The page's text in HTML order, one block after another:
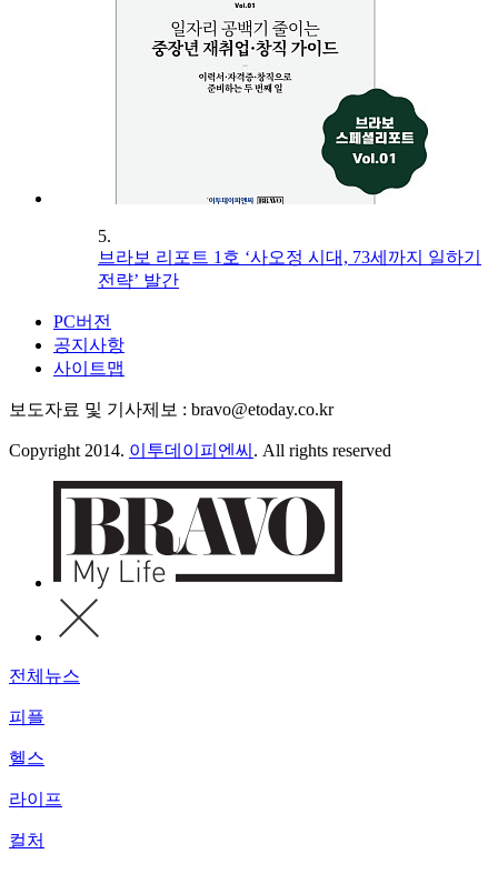
5.
브라보 리포트 1호 ‘사오정 시대, 73세까지 일하기
전략’ 발간
PC버전
공지사항
사이트맵
보도자료 및 기사제보 : bravo@etoday.co.kr
Copyright 2014. 이투데이피엔씨 . All rights reserved
전체뉴스
피플
헬스
라이프
컬처